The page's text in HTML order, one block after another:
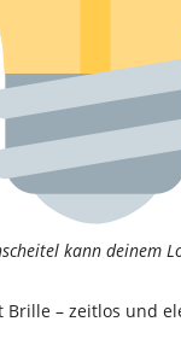
kann deinem